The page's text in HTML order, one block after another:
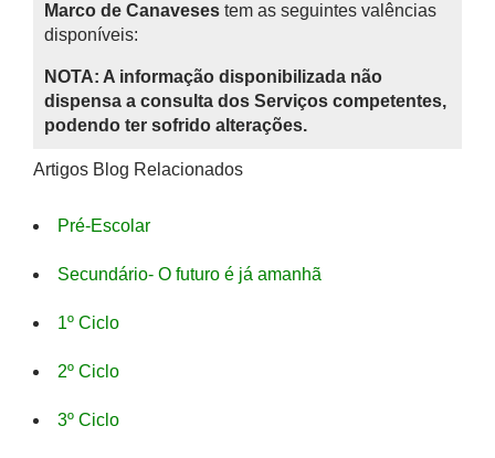
Marco de Canaveses tem as seguintes valências
disponíveis:
NOTA: A informação disponibilizada não
dispensa a consulta dos Serviços competentes,
podendo ter sofrido alterações.
Artigos Blog Relacionados
Pré-Escolar
Secundário- O futuro é já amanhã
1º Ciclo
2º Ciclo
3º Ciclo